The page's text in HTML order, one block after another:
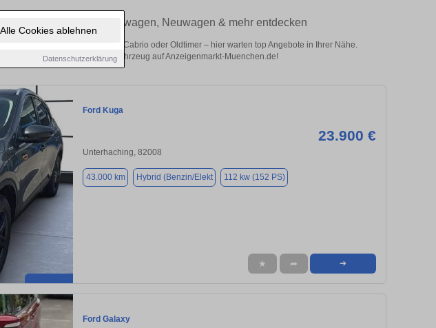
Alle Cookies ablehnen
Datenschutzerklärung
– Gebrauchtwagen, Neuwagen & mehr entdecken
Ob Kleinwagen, SUV, Cabrio oder Oldtimer – hier warten top Angebote in Ihrer Nähe.
oder finden Sie Ihr nächstes Fahrzeug auf Anzeigenmarkt-Muenchen.de!
Ford Kuga
23.900 €
Unterhaching, 82008
43.000 km Hybrid (Benzin/Elekt 112 kw (152 PS)
★ ➦ ➜
Ford Galaxy